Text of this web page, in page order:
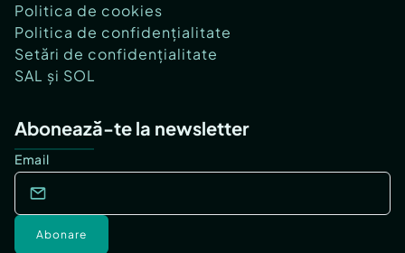
Politica de cookies
Politica de confidențialitate
Setări de confidențialitate
SAL și SOL
Abonează-te la newsletter
Email
Abonare